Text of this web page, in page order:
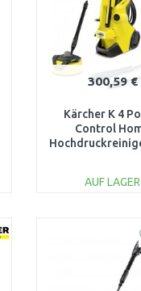
300,59 €
Kärcher K 4
Control
AUF LAGER